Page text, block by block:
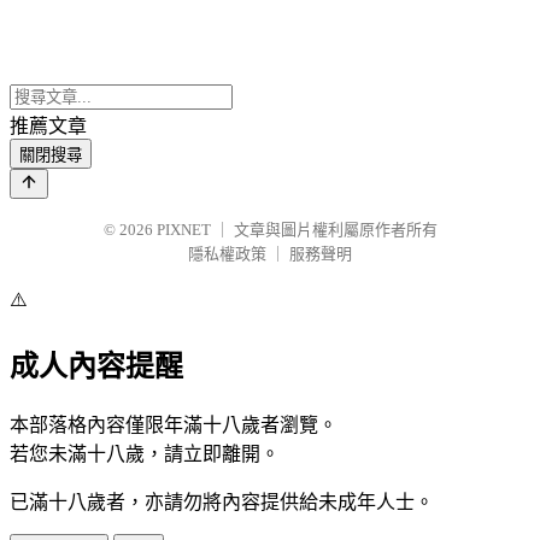
推薦文章
關閉搜尋
© 2026 PIXNET
文章與圖片權利屬原作者所有
隱私權政策
服務聲明
⚠️
成人內容提醒
本部落格內容僅限年滿十八歲者瀏覽。
若您未滿十八歲，請立即離開。
已滿十八歲者，亦請勿將內容提供給未成年人士。